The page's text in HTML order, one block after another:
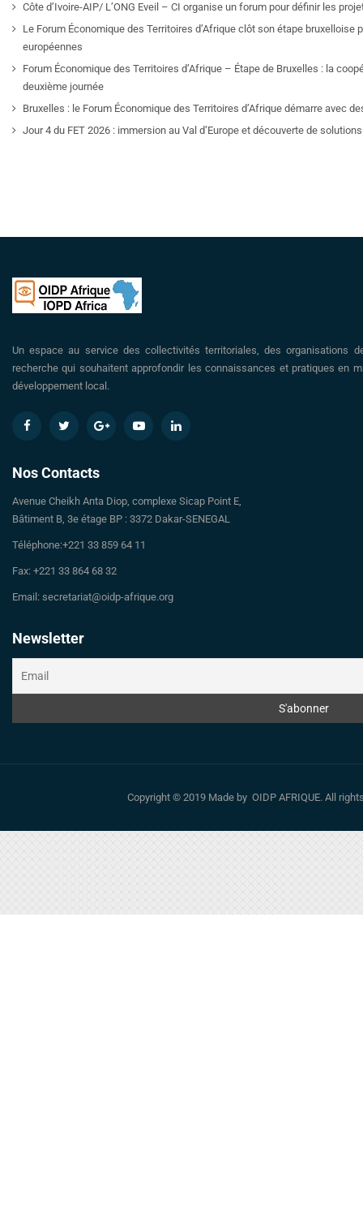
Côte d’Ivoire-AIP/ L’ONG Eveil – CI organise un forum pour définir les
Le Forum Économique des Territoires d’Afrique clôt son étape
européennes
Forum Économique des Territoires d’Afrique – Étape de Bruxelles : la
deuxième journée
Bruxelles : le Forum Économique des Territoires d’Afrique démarre avec
Jour 4 du FET 2026 : immersion au Val d’Europe et découverte de
Un espace au service des collectivités territoriales, des organisations
recherche qui souhaitent approfondir les connaissances et pratiques en
développement local.
Nos Contacts
Avenue Cheikh Anta Diop, complexe Sicap Point E,
Bâtiment B, 3e étage BP : 3372 Dakar-SENEGAL
Téléphone:+221 33 859 64 11
Fax: +221 33 864 68 32
Email: secretariat@oidp-afrique.org
Newsletter
Copyright © 2019 Made by OIDP AFRIQUE. All